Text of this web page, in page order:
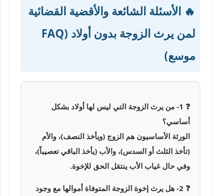
🔥 الأسئلة الشائعة والأقضية القضائية
لمن يرث الزوجة بدون أولاد (FAQ
موسع)
❓ 1- من يرث الزوجة التي ليس لها أولاد بشكل
أساسي؟
الورثة الأساسيون هم الزوج (ويأخذ النصف)، والأم
(تأخذ الثلث أو السدس)، والأب (يأخذ الباقي تعصيباً)،
وفي حال غياب الأب ينتقل الحق للإخوة.
❓ 2- هل يرث إخوة الزوجة المتوفاة أموالها مع وجود